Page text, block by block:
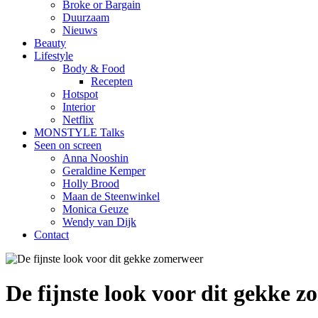
Broke or Bargain
Duurzaam
Nieuws
Beauty
Lifestyle
Body & Food
Recepten
Hotspot
Interior
Netflix
MONSTYLE Talks
Seen on screen
Anna Nooshin
Geraldine Kemper
Holly Brood
Maan de Steenwinkel
Monica Geuze
Wendy van Dijk
Contact
De fijnste look voor dit gekke